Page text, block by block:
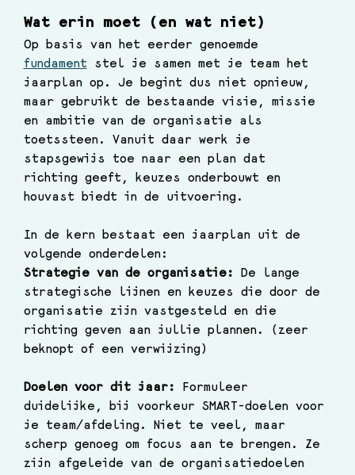
Wat erin moet (en wat niet)
Op basis van het eerder genoemde
fundament stel je samen met je team het
jaarplan op. Je begint dus niet opnieuw,
maar gebruikt de bestaande visie, missie
en ambitie van de organisatie als
toetssteen. Vanuit daar werk je
stapsgewijs toe naar een plan dat
richting geeft, keuzes onderbouwt en
houvast biedt in de uitvoering.
In de kern bestaat een jaarplan uit de
volgende onderdelen:
Strategie van de organisatie:
De lange
strategische lijnen en keuzes die door de
organisatie zijn vastgesteld en die
richting geven aan jullie plannen. (zeer
beknopt of een verwijzing)
Doelen voor dit jaar:
Formuleer
duidelijke, bij voorkeur SMART-doelen voor
je team/afdeling. Niet te veel, maar
scherp genoeg om focus aan te brengen. Ze
zijn afgeleide van de organisatiedoelen